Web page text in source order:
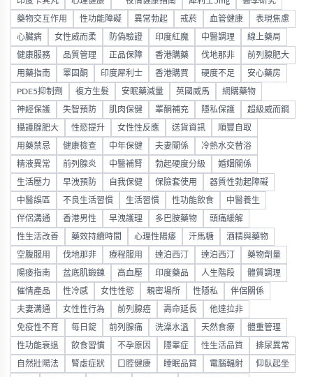
藥物交互作用 性功能障礙 異常勃起 戒菸 血管健康 表現焦慮
心臟病 女性威而柔 防偽驗證 印度紅魔 中醫調理 線上藥局
健康服務 品質管理 正品保障 香港購藥 伐地那非 前列腺肥大
用藥指南 睪固酮 印度犀利士 香港購買 硬度不足 安心藥房
PDE5抑制劑 複方生髮 安眠藥減量 英國威馬 網購藥物
神經保護 失智預防 肌肉保健 睪酮補充 隱私保護 超級威而鋼
攝護腺肥大 性慾提升 女性性反應 送貨資訊 順豐自取
用藥禁忌 健康檢查 中年保健 夫妻關係 冷熱水交替浴
精液異常 前列腺炎 中醫補腎 勃起硬度分級 婚姻關係
生活壓力 早洩預防 自我保健 保險套使用 器質性勃起障礙
中醫誤區 不良生活習慣 生活習慣 性功能飲食 中醫養生
伴侶溝通 香港男性 早洩護理 多巴胺藥物 頭痛緩解
性生活改善 藥效持續時間 心理性陽痿 汗馬糖 酒精與藥物
空腹服用 伐地那非 療程服用 達泊西汀 達泊西汀 藥物劑量
陽痿指南 盆底肌鍛鍊 高血壓 印度藥品 人生階段 體質調理
催情產品 性冷感 女性性慾 親密場所 性隱私 伴侶關係
夫妻溝通 女性性行為 前列腺癌 壽命延長 他達拉非
免疫性不育 每日錠 前列腺痛 洗澡水溫 天然食療 體重管理
性功能衰退 飲食習慣 不孕原因 隱睾症 性生活品質 排尿異常
自然壯陽法 腎虛症狀 口腔健康 睡眠品質 電腦輻射 仰臥起坐